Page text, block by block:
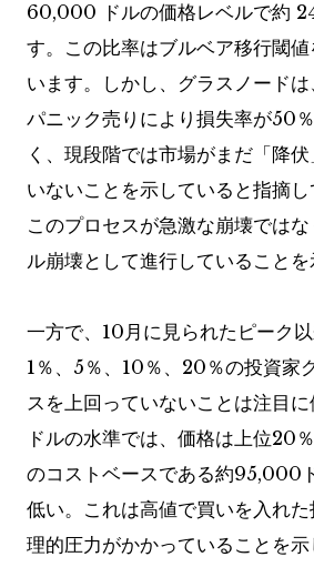
60,000 ドルの価格レベルで約
す。この比率はブルベア移行閾
います。しかし、グラスノード
パニック売りにより損失率が50
く、現段階では市場がまだ「降
いないことを示していると指摘し
このプロセスが急激な崩壊では
ル崩壊として進行していることを
一方で、10月に見られたピーク
1％、5％、10％、20％の投資家
スを上回っていないことは注目
ドルの水準では、価格は上位20
のコストベースである約95,000
低い。これは高値で買いを入れ
理的圧力がかかっていることを